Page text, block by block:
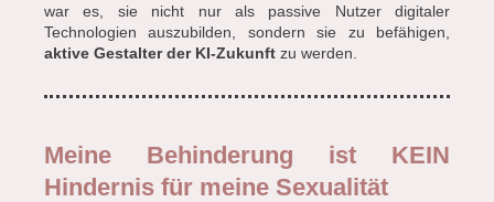
war es, sie nicht nur als passive Nutzer digitaler
Technologien auszubilden, sondern sie zu befähigen,
aktive Gestalter der KI-Zukunft zu werden.
Meine Behinderung ist KEIN
Hindernis für meine Sexualität